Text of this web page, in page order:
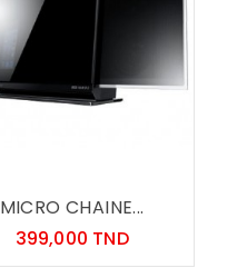
MICRO CHAINE...
399,000 TNDPrix